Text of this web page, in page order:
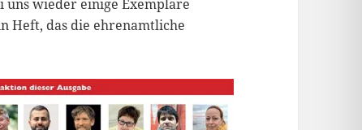
uns wieder einige Exemplare
Heft, das die ehrenamtliche